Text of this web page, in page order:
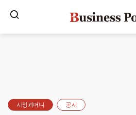
시장과머니 공시